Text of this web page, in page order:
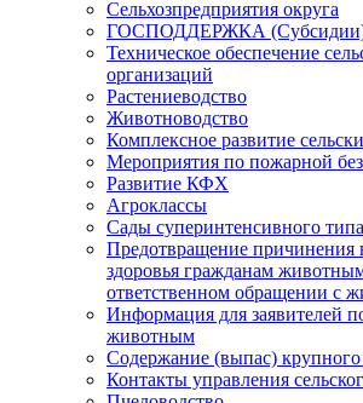
Сельхозпредприятия округа
ГОСПОДДЕРЖКА
Техническое обеспечение
организаций
Растениеводство
Животноводство
Комплексное развитие
Мероприятия по пожарной
Развитие КФХ
Агроклассы
Сады суперинтенсивного типа
Предотвращение причинения
здоровья гражданам
ответственном обращении с
Информация для заявителей
животным
Содержание (выпас) крупного
Контакты управления